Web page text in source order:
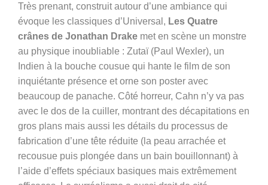
Très prenant, construit autour d’une ambiance qui
évoque les classiques d’Universal, Les Quatre
crânes de Jonathan Drake met en scène un monstre
au physique inoubliable : Zutaï (Paul Wexler), un
Indien à la bouche cousue qui hante le film de son
inquiétante présence et orne son poster avec
beaucoup de panache. Côté horreur, Cahn n’y va pas
avec le dos de la cuiller, montrant des décapitations en
gros plans mais aussi les détails du processus de
fabrication d’une tête réduite (la peau arrachée et
recousue puis plongée dans un bain bouillonnant) à
l’aide d’effets spéciaux basiques mais extrêmement